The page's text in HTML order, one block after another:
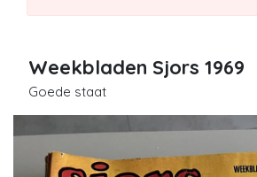
Weekbladen Sjors 1969
Goede staat